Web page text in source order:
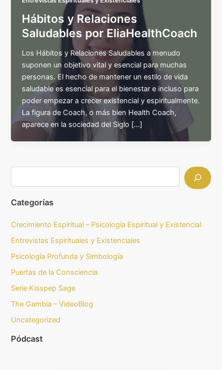
Hábitos y Relaciones
Saludables por EliaHealthCoach
Los Hábitos y Relaciones Saludables a menudo
suponen un objetivo vital y esencial para muchas
personas. El hecho de mantener un estilo de vida
saludable es esencial para el bienestar e incluso para
poder empezar a crecer existencial y espiritualmente.
La figura de Coach, o más bien Health Coach,
aparece en la sociedad del Siglo […]
Categorías
Crecimiento Espiritual – Psicología Espiritual y Existencial
Entrevistas Espirituales y Existenciales
Psicología Profunda y Simbología
Puertas de la Consciencia
Serie Kisspep Sage
The Gambia – VideoBlog
Uncategorized
Pódcast